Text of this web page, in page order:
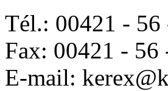
Tél.: 00421 - 56
Fax: 00421 - 56
E-mail: